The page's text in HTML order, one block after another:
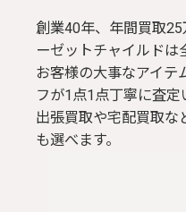
創業40年、年間買取
ーゼットチャイルドは
お客様の大事なアイテ
フが1点1点丁寧に査定
出張買取や宅配買取な
も選べます。